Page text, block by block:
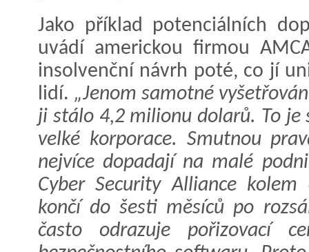
Jako příklad potenciálních
uvádí americkou firmou
insolvenční návrh poté, co jí
lidí. „Jenom samotné
ji stálo 4,2 milionu dolarů. To
velké korporace. Smutnou
nejvíce dopadají na malé
Cyber Security Alliance
končí do šesti měsíců po
často odrazuje pořizovací